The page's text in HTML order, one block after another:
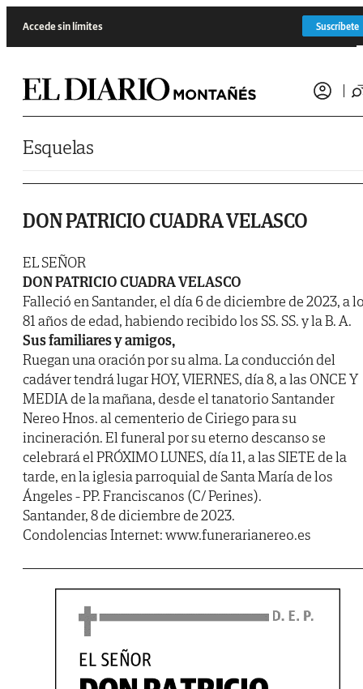
Accede sin límites Suscríbete
Esquelas
DON PATRICIO CUADRA VELASCO
EL SEÑOR
DON PATRICIO CUADRA VELASCO
Falleció en Santander, el día 6 de diciembre de 2023, a
81 años de edad, habiendo recibido los SS. SS. y la B. A.
Sus familiares y amigos,
Ruegan una oración por su alma. La conducción del
cadáver tendrá lugar HOY, VIERNES, día 8, a las ONCE Y
MEDIA de la mañana, desde el tanatorio Santander
Nereo Hnos. al cementerio de Ciriego para su
incineración. El funeral por su eterno descanso se
celebrará el PRÓXIMO LUNES, día 11, a las SIETE de la
tarde, en la iglesia parroquial de Santa María de los
Ángeles - PP. Franciscanos (C/ Perines).
Santander, 8 de diciembre de 2023.
Condolencias Internet: www.funerarianereo.es